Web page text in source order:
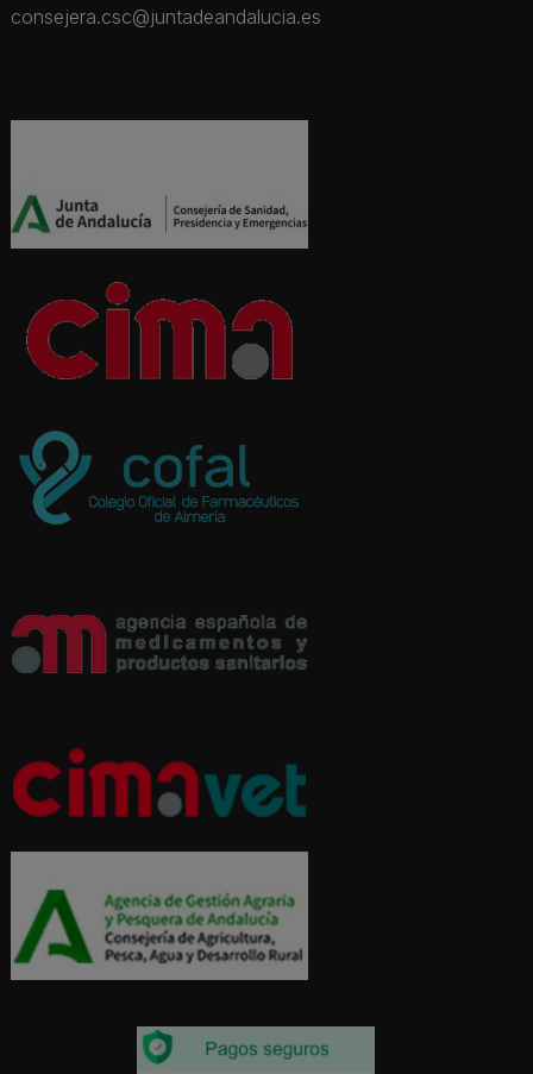
consejera.csc@juntadeandalucia.es